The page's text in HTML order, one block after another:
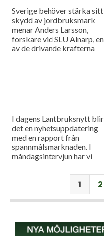
Sverige behöver stärka sitt
skydd av jordbruksmark
menar Anders Larsson,
forskare vid SLU Alnarp, en
av de drivande krafterna
I dagens Lantbruksnytt blir
det en nyhetsuppdatering
med en rapport från
spannmålsmarknaden. I
måndagsintervjun har vi
Per Larsson som idag har
rollen som senior advisor på
1 2